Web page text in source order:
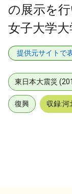
の展示を
女子大学大
提供元サイトで
東日本大震災
復興 収録:河